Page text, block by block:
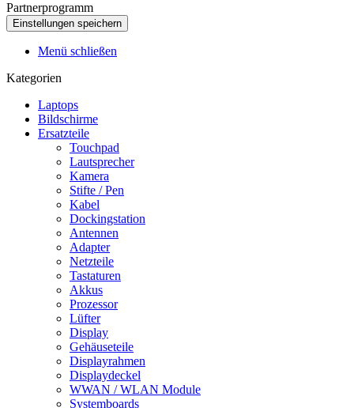
Partnerprogramm
Menü schließen
Kategorien
Laptops
Bildschirme
Ersatzteile
Touchpad
Lautsprecher
Kamera
Stifte / Pen
Kabel
Dockingstation
Antennen
Adapter
Netzteile
Tastaturen
Akkus
Prozessor
Lüfter
Display
Gehäuseteile
Displayrahmen
Displaydeckel
WWAN / WLAN Module
Systemboards